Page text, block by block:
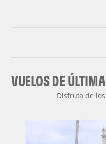
VUELOS DE
Disfruta de